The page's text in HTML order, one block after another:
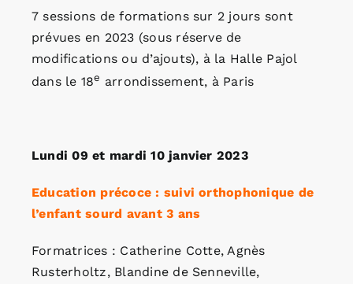
7 sessions de formations sur 2 jours sont
prévues en 2023 (sous réserve de
modifications ou d’ajouts), à la Halle Pajol
dans le 18e arrondissement, à Paris
Lundi 09 et mardi 10 janvier 2023
Education précoce : suivi orthophonique de
l’enfant sourd avant 3 ans
Formatrices : Catherine Cotte, Agnès
Rusterholtz, Blandine de Senneville,